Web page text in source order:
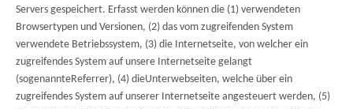
Servers gespeichert. Erfasst werden können die (1) verwendeten
Browsertypen und Versionen, (2) das vom zugreifenden System
verwendete Betriebssystem, (3) die Internetseite, von welcher ein
zugreifendes System auf unsere Internetseite gelangt
(sogenannteReferrer), (4) dieUnterwebseiten, welche über ein
zugreifendes System auf unserer Internetseite angesteuert werden, (5)